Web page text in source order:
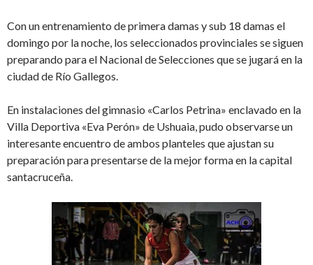
Con un entrenamiento de primera damas y sub 18 damas el
domingo por la noche, los seleccionados provinciales se siguen
preparando para el Nacional de Selecciones que se jugará en la
ciudad de Río Gallegos.
En instalaciones del gimnasio «Carlos Petrina» enclavado en la
Villa Deportiva «Eva Perón» de Ushuaia, pudo observarse un
interesante encuentro de ambos planteles que ajustan su
preparación para presentarse de la mejor forma en la capital
santacruceña.